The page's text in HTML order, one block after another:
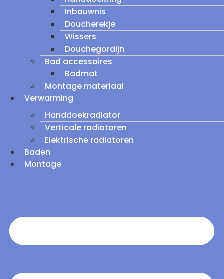
Inbouwnis
Doucherekje
Wissers
Douchegordijn
Bad accessoires
Badmat
Montage materiaal
Verwarming
Handdoekradiator
Verticale radiatoren
Elektrische radiatoren
Baden
Montage